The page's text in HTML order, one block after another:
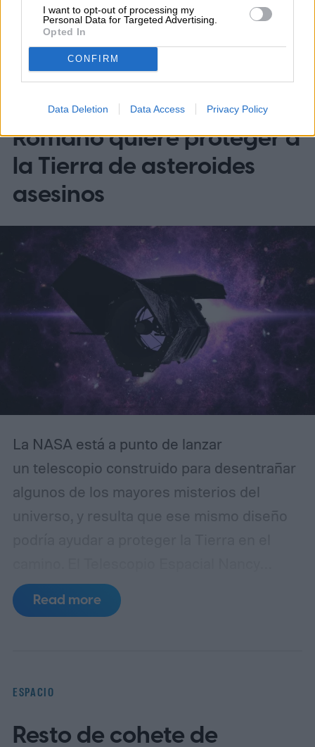
I want to opt-out of processing my
Personal Data for Targeted Advertising.
Opted In
CONFIRM
Data Deletion Data Access Privacy Policy
ESPACIO
El telescopio espacial
Romano quiere proteger a
la Tierra de asteroides
asesinos
La NASA está a punto de lanzar
un telescopio construido para desentrañar
algunos de los mayores misterios del
universo, y resulta que ese mismo diseño
Grace Roman está programado para
despegar desde el Centro Espacial
y la expansión cósmica. Los investigadores
Read more
ESPACIO
Resto de cohete de